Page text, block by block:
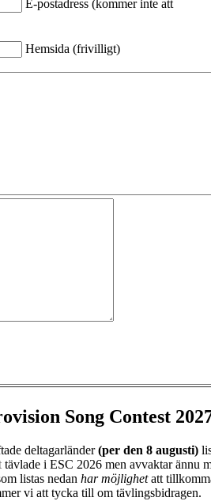
E-postadress (kommer inte att
Hemsida (frivilligt)
Song Contest
deltagarländer(per den 8 augusti)
tävlade i ESC 2026 men avvaktar ännu
listas nedan har möjlighetatt
vi att tycka till om tävlingsbidragen.